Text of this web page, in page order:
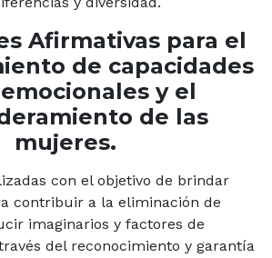
Afirmativas para el
de capacidades
y el
de las
mujeres.
con el objetivo de brindar
contribuir a la eliminación de
imaginarios y factores de
del reconocimiento y garantía